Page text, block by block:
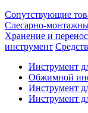
Сопутствующие
Слесарно-
Хранение и
инструмент
Инструмент
Обжимной
Инструмент
Инструмент